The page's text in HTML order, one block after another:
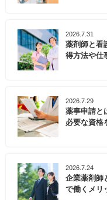
2026.7.31
薬剤師と看
得方法や仕
2026.7.29
薬事申請と
必要な資格
2026.7.24
企業薬剤師
で働くメリ